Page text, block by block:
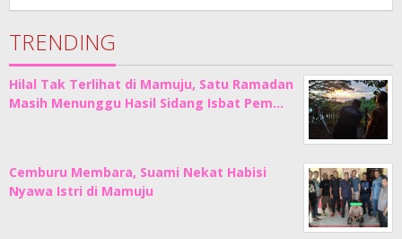
Junaedi
TRENDING
Hilal Tak Terlihat di Mamuju, Satu Ramadan
Masih Menunggu Hasil Sidang Isbat Pem…
Cemburu Membara, Suami Nekat Habisi
Nyawa Istri di Mamuju